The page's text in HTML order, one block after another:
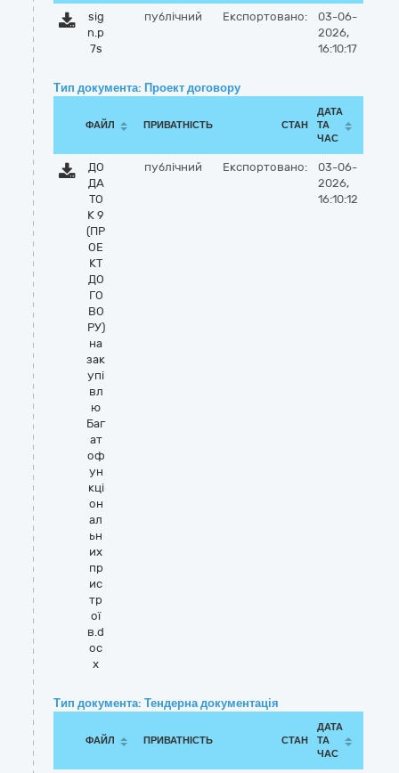
sig
n.p
7s
публічний Експортовано:
03-06-
2026,
16:10:17
Тип документа: Проект договору
ФАЙЛ ПРИВАТНІСТЬ СТАН
ДАТА
ТА
ЧАС
ДО
ДА
ТО
К 9
(ПР
ОЕ
КТ
ДО
ГО
ВО
РУ)
на
зак
упі
вл
ю
Баг
ат
оф
ун
кці
он
ал
ьн
их
пр
ис
тр
ої
в.d
oc
x
публічний Експортовано:
03-06-
2026,
16:10:12
Тип документа: Тендерна документація
ФАЙЛ ПРИВАТНІСТЬ СТАН
ДАТА
ТА
ЧАС